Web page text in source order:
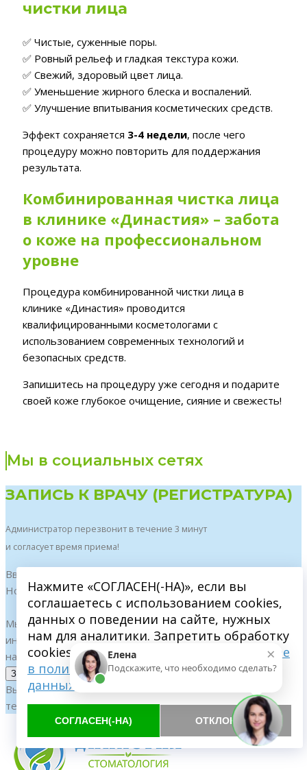
чистки лица
✅ Чистые, суженные поры.
✅ Ровный рельеф и гладкая текстура кожи.
✅ Свежий, здоровый цвет лица.
✅ Уменьшение жирного блеска и воспалений.
✅ Улучшение впитывания косметических средств.
Эффект сохраняется 3-4 недели, после чего
процедуру можно повторить для поддержания
результата.
Комбинированная чистка лица
в клинике «Династия» – забота
о коже на профессиональном
уровне
Процедура комбинированной чистки лица в
клинике «Династия» проводится
квалифицированными косметологами с
использованием современных технологий и
безопасных средств.
Запишитесь на процедуру уже сегодня и подарите
своей коже глубокое очищение, сияние и свежесть!
Мы в социальных сетях
ЗАПИСЬ К ВРАЧУ (РЕГИСТРАТУРА)
Администратор перезвонит в течение 3 минут
и согласует время приема!
Введите имя:
Номер телефона:
Мы гарантируем 100% сохранность данных. Ваша
информация не будет распространяться. Вы соглашаетесь
на
обработку персональных данных
Вы можете получить подробную консультацию по
телефону:+7 (499) 707-25-35
Нажмите «СОГЛАСЕН(-НА)», если вы
соглашаетесь с использованием cookies,
данных о поведении на сайте, нужных
нам для аналитики. Запретить обработку
cookies можете через браузер.
Подробнее
в политике обработки персональных
данных
СОГЛАСЕН(-НА) ОТКЛОНИТЬ
×
Елена
Подскажите, что необходимо сделать?